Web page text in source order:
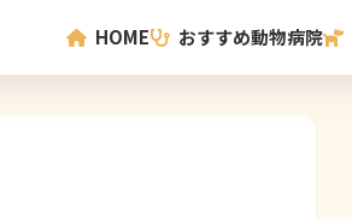
HOME おすすめ動物病院